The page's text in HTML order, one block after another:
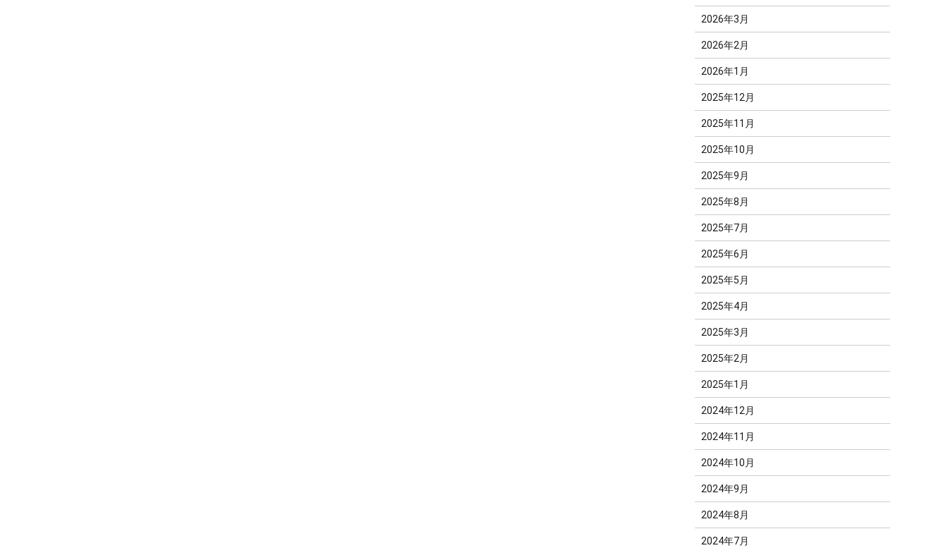
2026年3月
2026年2月
2026年1月
2025年12月
2025年11月
2025年10月
2025年9月
2025年8月
2025年7月
2025年6月
2025年5月
2025年4月
2025年3月
2025年2月
2025年1月
2024年12月
2024年11月
2024年10月
2024年9月
2024年8月
2024年7月